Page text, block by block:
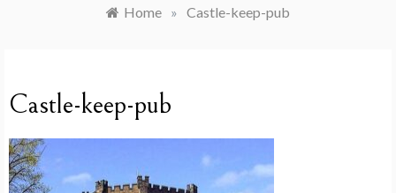
Home » Castle-keep-pub
Castle-keep-pub